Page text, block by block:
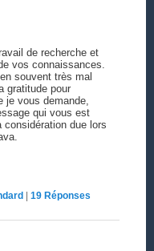
de recherche et
vos connaissances.
souvent très mal
gratitude pour
je vous demande,
qui vous est
due lors
19Réponses